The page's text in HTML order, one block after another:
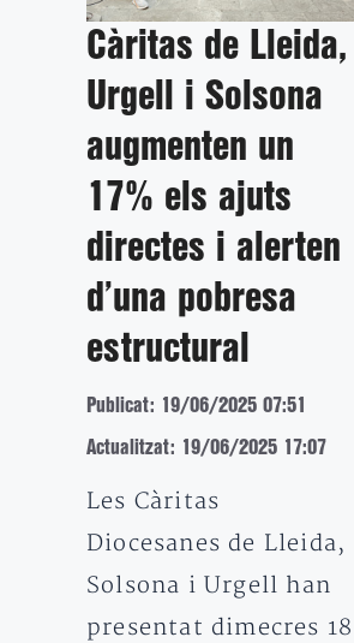
Càritas de Lleida,
Urgell i Solsona
augmenten un
17% els ajuts
directes i alerten
d’una pobresa
estructural
Publicat: 19/06/2025 07:51
Actualitzat: 19/06/2025 17:07
Les Càritas
Diocesanes de Lleida,
Solsona i Urgell han
presentat dimecres 18